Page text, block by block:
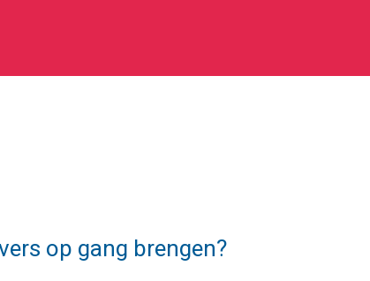
op gang brengen?